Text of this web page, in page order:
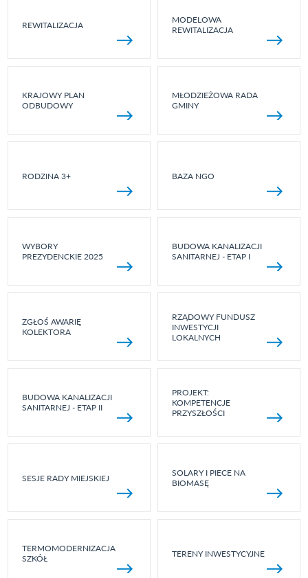
REWITALIZACJA
MODELOWA
REWITALIZACJA
KRAJOWY PLAN
ODBUDOWY
MŁODZIEŻOWA RADA
GMINY
RODZINA 3+ BAZA NGO
WYBORY
PREZYDENCKIE 2025
BUDOWA KANALIZACJI
SANITARNEJ - ETAP I
ZGŁOŚ AWARIĘ
KOLEKTORA
RZĄDOWY FUNDUSZ
INWESTYCJI
LOKALNYCH
BUDOWA KANALIZACJI
SANITARNEJ - ETAP II
PROJEKT:
KOMPETENCJE
PRZYSZŁOŚCI
SESJE RADY MIEJSKIEJ
SOLARY I PIECE NA
BIOMASĘ
TERMOMODERNIZACJA
SZKÓŁ
TERENY INWESTYCYJNE